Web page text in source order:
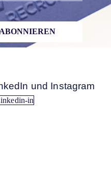
und Instagram
in